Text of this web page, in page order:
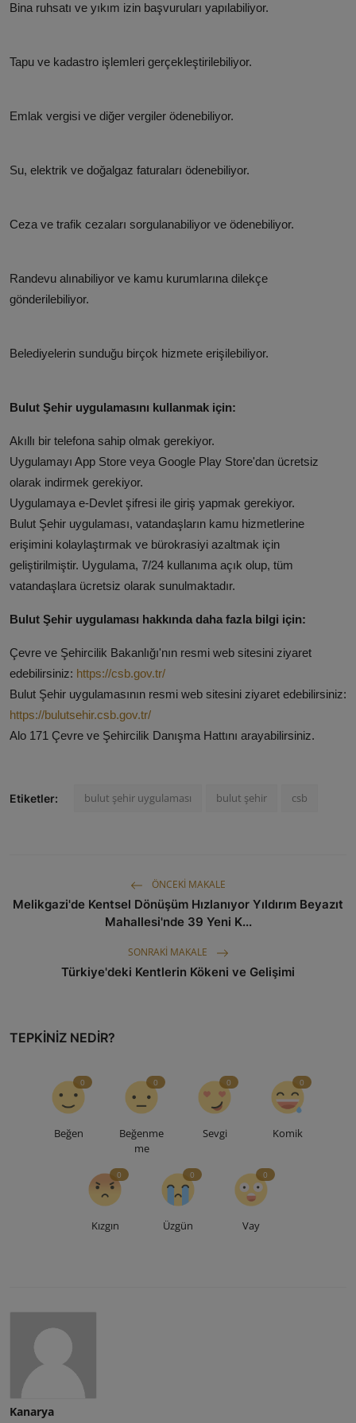
Bina ruhsatı ve yıkım izin başvuruları yapılabiliyor.
Tapu ve kadastro işlemleri gerçekleştirilebiliyor.
Emlak vergisi ve diğer vergiler ödenebiliyor.
Su, elektrik ve doğalgaz faturaları ödenebiliyor.
Ceza ve trafik cezaları sorgulanabiliyor ve ödenebiliyor.
Randevu alınabiliyor ve kamu kurumlarına dilekçe
gönderilebiliyor.
Belediyelerin sunduğu birçok hizmete erişilebiliyor.
Bulut Şehir uygulamasını kullanmak için:
Akıllı bir telefona sahip olmak gerekiyor.
Uygulamayı App Store veya Google Play Store'dan ücretsiz
olarak indirmek gerekiyor.
Uygulamaya e-Devlet şifresi ile giriş yapmak gerekiyor.
Bulut Şehir uygulaması, vatandaşların kamu hizmetlerine
erişimini kolaylaştırmak ve bürokrasiyi azaltmak için
geliştirilmiştir. Uygulama, 7/24 kullanıma açık olup, tüm
vatandaşlara ücretsiz olarak sunulmaktadır.
Bulut Şehir uygulaması hakkında daha fazla bilgi için:
Çevre ve Şehircilik Bakanlığı'nın resmi web sitesini ziyaret
edebilirsiniz: https://csb.gov.tr/
Bulut Şehir uygulamasının resmi web sitesini ziyaret edebilirsiniz:
https://bulutsehir.csb.gov.tr/
Alo 171 Çevre ve Şehircilik Danışma Hattını arayabilirsiniz.
Etiketler: bulut şehir uygulaması bulut şehir csb
ÖNCEKI MAKALE
Melikgazi'de Kentsel Dönüşüm Hızlanıyor Yıldırım Beyazıt
Mahallesi'nde 39 Yeni K...
SONRAKI MAKALE
Türkiye'deki Kentlerin Kökeni ve Gelişimi
TEPKINIZ NEDIR?
Beğen
0
Beğenme
me
0
Sevgi
0
Komik
0
Kızgın
0
Üzgün
0
Vay
0
Kanarya